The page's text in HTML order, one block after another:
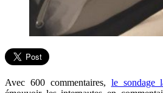
Avec 600 commentaires, le sondage